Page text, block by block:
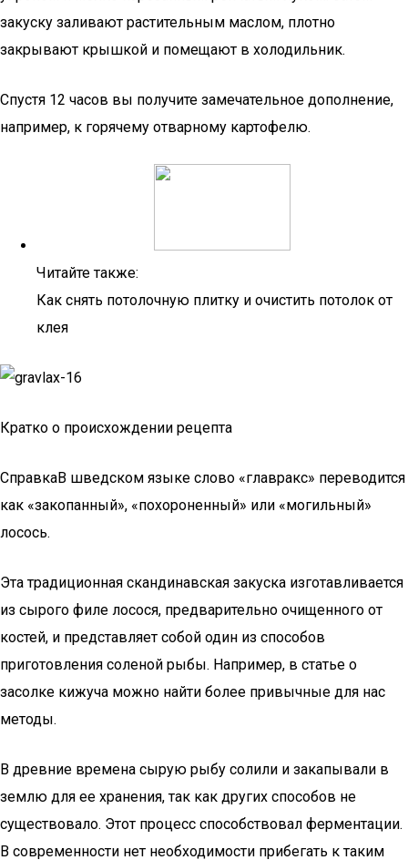
закуску заливают растительным маслом, плотно
закрывают крышкой и помещают в холодильник.
Спустя 12 часов вы получите замечательное дополнение,
например, к горячему отварному картофелю.
Читайте также:
Как снять потолочную плитку и очистить потолок от
клея
Кратко о происхождении рецепта
СправкаВ шведском языке слово «главракс» переводится
как «закопанный», «похороненный» или «могильный»
лосось.
Эта традиционная скандинавская закуска изготавливается
из сырого филе лосося, предварительно очищенного от
костей, и представляет собой один из способов
приготовления соленой рыбы. Например, в статье о
засолке кижуча можно найти более привычные для нас
методы.
В древние времена сырую рыбу солили и закапывали в
землю для ее хранения, так как других способов не
существовало. Этот процесс способствовал ферментации.
В современности нет необходимости прибегать к таким